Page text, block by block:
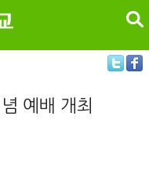
검색
예배 개최